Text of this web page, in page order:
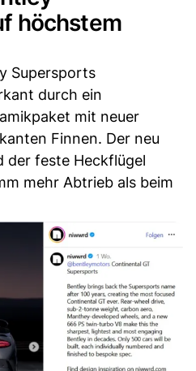
höchstem
Supersports
durch ein
mit neuer
Finnen. Der neu
der feste Heckflügel
mehr Abtrieb als beim